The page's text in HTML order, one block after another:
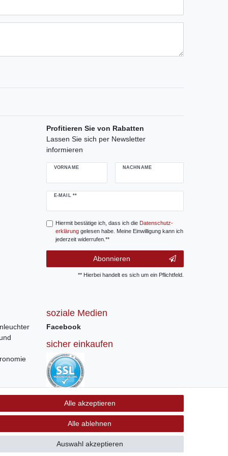
Profitieren Sie von Rabatten
Lassen Sie sich per Newsletter
informieren
VORNAME NACHNAME
E-MAIL **
Newsletter
Hiermit bestätige ich, dass ich die Daten­schutz­
erklärunggelesen habe. Meine Einwilligung kann ich
jederzeit widerrufen.**
Abonnieren
** Hierbei handelt es sich um ein Pflichtfeld.
soziale Medien
Facebook
sicher einkaufen
Sichere Bestellung und Zahlung via SSL
Verschlüsselung
Alle akzeptieren
Alle ablehnen
Auswahl akzeptieren